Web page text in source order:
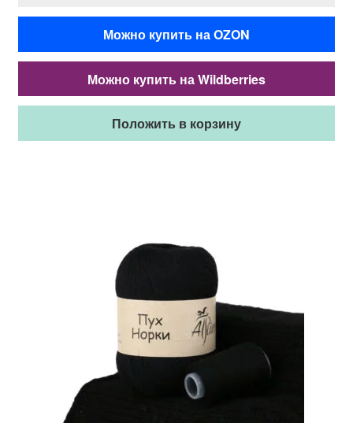
Можно купить на OZON
Можно купить на Wildberries
Положить в корзину